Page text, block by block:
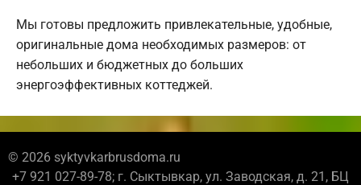
Мы готовы предложить привлекательные, удобные,
оригинальные дома необходимых размеров: от
небольших и бюджетных до больших
энергоэффективных коттеджей.
© 2026 syktyvkarbrusdoma.ru
+7 921 027-89-78; г. Сыктывкар, ул. Заводская, д. 21, БЦ